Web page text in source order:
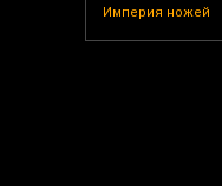
Империя ножей